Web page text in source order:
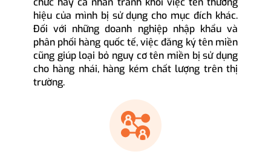
hiệu của mình bị sử dụng cho mục đích khác.
Đối với những doanh nghiệp nhập khẩu và
phân phối hàng quốc tế, việc đăng ký tên miền
cũng giúp loại bỏ nguy cơ tên miền bị sử dụng
cho hàng nhái, hàng kém chất lượng trên thị
trường.